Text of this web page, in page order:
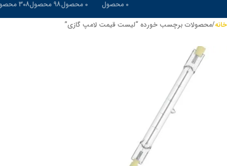
0 محصول
0 محصول
98 محصول
308 محصول
خانه محصولات برچسب خورده “لیست قیمت لامپ گازی”